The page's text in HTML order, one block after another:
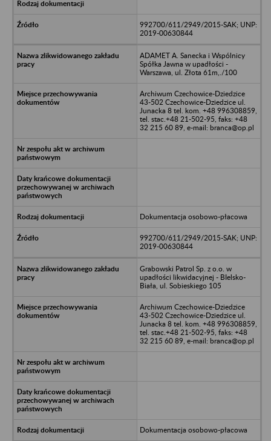
992700/611/2949/2015-SAK; UNP:
2019-00630844
ADAMET A. Sanecka i Wspólnicy
Spółka Jawna w upadłości -
Warszawa, ul. Złota 61m,./100
Archiwum Czechowice-Dziedzice
43-502 Czechowice-Dziedzice ul.
Junacka 8 tel. kom. +48 996308859,
tel. stac.+48 21-502-95, faks: +48
32 215 60 89, e-mail: branca@op.pl
Dokumentacja osobowo-płacowa
992700/611/2949/2015-SAK; UNP:
2019-00630844
Grabowski Patrol Sp. z o.o. w
upadłości likwidacyjnej - BIelsko-
Biała, ul. Sobieskiego 105
Archiwum Czechowice-Dziedzice
43-502 Czechowice-Dziedzice ul.
Junacka 8 tel. kom. +48 996308859,
tel. stac.+48 21-502-95, faks: +48
32 215 60 89, e-mail: branca@op.pl
Dokumentacja osobowo-płacowa